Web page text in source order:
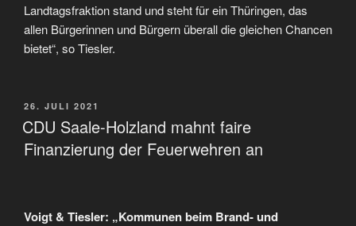
Landtagsfraktion stand und steht für ein Thüringen, das
allen Bürgerinnen und Bürgern überall die gleichen Chancen
bietet“, so Tiesler.
VERÖFFENTLICHT
AM
26. JULI 2021
CDU Saale-Holzland mahnt faire
Finanzierung der Feuerwehren an
Voigt & Tiesler: „Kommunen beim Brand- und